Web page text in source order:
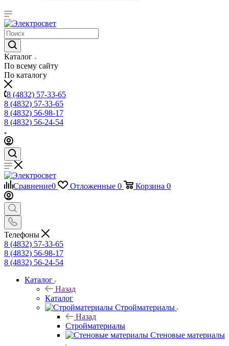
Каталог
По всему сайту
По каталогу
8 (4832) 57-33-65
8 (4832) 57-33-65
8 (4832) 56-98-17
8 (4832) 56-24-54
Сравнение0 Отложенные 0 Корзина 0
Телефоны
8 (4832) 57-33-65
8 (4832) 56-98-17
8 (4832) 56-24-54
Каталог
Назад
Каталог
Стройматериалы
Назад
Стройматериалы
Стеновые материалы